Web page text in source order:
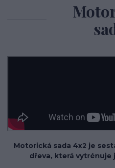
Motorická sada 4x2 je
dřeva, která vytrénuje